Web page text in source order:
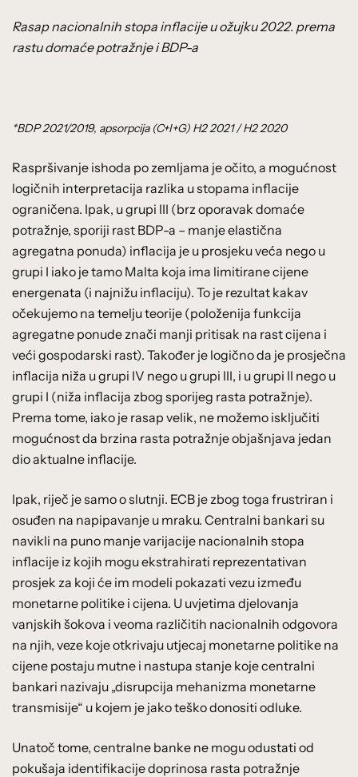
Rasap nacionalnih stopa inflacije u ožujku 2022. prema
rastu domaće potražnje i BDP-a
*BDP 2021/2019, apsorpcija (C+I+G) H2 2021 / H2 2020
Raspršivanje ishoda po zemljama je očito, a mogućnost
logičnih interpretacija razlika u stopama inflacije
ograničena. Ipak, u grupi III (brz oporavak domaće
potražnje, sporiji rast BDP-a – manje elastična
agregatna ponuda) inflacija je u prosjeku veća nego u
grupi I iako je tamo Malta koja ima limitirane cijene
energenata (i najnižu inflaciju). To je rezultat kakav
očekujemo na temelju teorije (položenija funkcija
agregatne ponude znači manji pritisak na rast cijena i
veći gospodarski rast). Također je logično da je prosječna
inflacija niža u grupi IV nego u grupi III, i u grupi II nego u
grupi I (niža inflacija zbog sporijeg rasta potražnje).
Prema tome, iako je rasap velik, ne možemo isključiti
mogućnost da brzina rasta potražnje objašnjava jedan
dio aktualne inflacije.
Ipak, riječ je samo o slutnji. ECB je zbog toga frustriran i
osuđen na napipavanje u mraku. Centralni bankari su
navikli na puno manje varijacije nacionalnih stopa
inflacije iz kojih mogu ekstrahirati reprezentativan
prosjek za koji će im modeli pokazati vezu između
monetarne politike i cijena. U uvjetima djelovanja
vanjskih šokova i veoma različitih nacionalnih odgovora
na njih, veze koje otkrivaju utjecaj monetarne politike na
cijene postaju mutne i nastupa stanje koje centralni
bankari nazivaju „disrupcija mehanizma monetarne
transmisije“ u kojem je jako teško donositi odluke.
Unatoč tome, centralne banke ne mogu odustati od
pokušaja identifikacije doprinosa rasta potražnje